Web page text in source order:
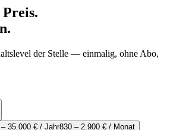
der Stelle — einmalig, ohne Abo,
– 35.000 € / Jahr830 – 2.900 € / Monat